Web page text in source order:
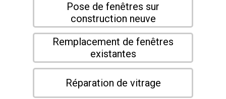
Pose de fenêtres sur
construction neuve
Remplacement de fenêtres
existantes
Réparation de vitrage